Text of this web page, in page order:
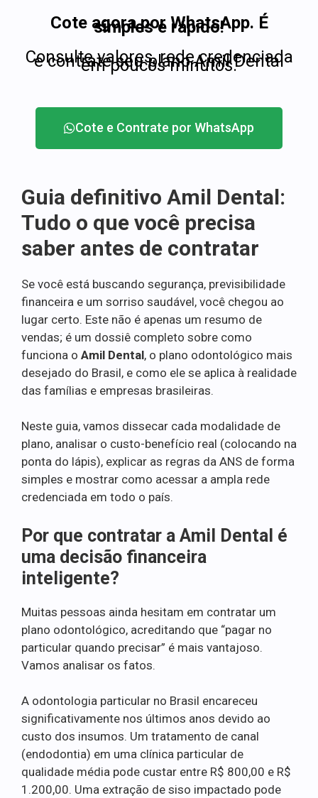
Cote agora por WhatsApp. É
simples e rápido!
Consulte valores, rede credenciada
e contrate seu plano Amil Dental
em poucos minutos.
Cote e Contrate por WhatsApp
Guia definitivo Amil Dental:
Tudo o que você precisa
saber antes de contratar
Se você está buscando segurança, previsibilidade
financeira e um sorriso saudável, você chegou ao
lugar certo. Este não é apenas um resumo de
vendas; é um dossiê completo sobre como
funciona o Amil Dental, o plano odontológico mais
desejado do Brasil, e como ele se aplica à realidade
das famílias e empresas brasileiras.
Neste guia, vamos dissecar cada modalidade de
plano, analisar o custo-benefício real (colocando na
ponta do lápis), explicar as regras da ANS de forma
simples e mostrar como acessar a ampla rede
credenciada em todo o país.
Por que contratar a Amil Dental é
uma decisão financeira
inteligente?
Muitas pessoas ainda hesitam em contratar um
plano odontológico, acreditando que “pagar no
particular quando precisar” é mais vantajoso.
Vamos analisar os fatos.
A odontologia particular no Brasil encareceu
significativamente nos últimos anos devido ao
custo dos insumos. Um tratamento de canal
(endodontia) em uma clínica particular de
qualidade média pode custar entre R$ 800,00 e R$
1.200,00. Uma extração de siso impactado pode